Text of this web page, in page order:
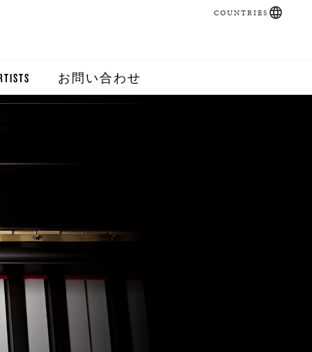
お問い合わせ
COUNTRIES